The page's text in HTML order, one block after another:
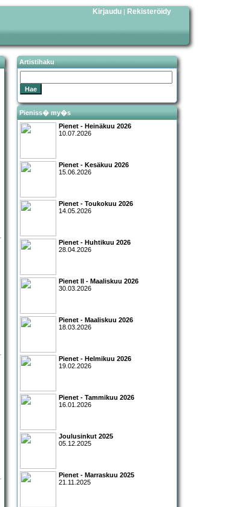
Kirjaudu | Rekisteröidy
Artistihaku
Pieniss� my�s
Pienet - Heinäkuu 2026
10.07.2026
Pienet - Kesäkuu 2026
15.06.2026
Pienet - Toukokuu 2026
14.05.2026
Pienet - Huhtikuu 2026
28.04.2026
Pienet II - Maaliskuu 2026
30.03.2026
Pienet - Maaliskuu 2026
18.03.2026
Pienet - Helmikuu 2026
19.02.2026
Pienet - Tammikuu 2026
16.01.2026
Joulusinkut 2025
05.12.2025
Pienet - Marraskuu 2025
21.11.2025